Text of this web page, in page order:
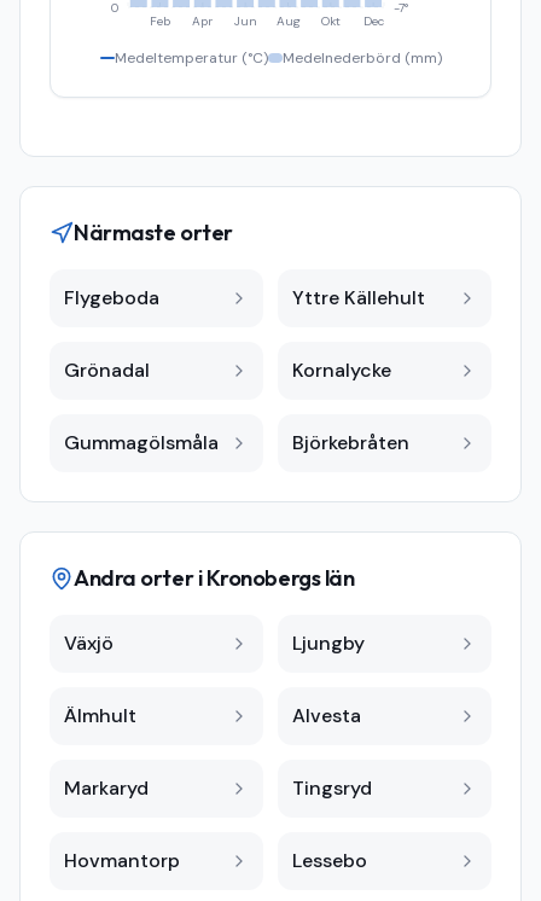
Feb Apr Jun Aug Okt Dec
0 -7°
Medeltemperatur (°C) Medelnederbörd (mm)
Närmaste orter
Flygeboda Yttre Källehult
Grönadal Kornalycke
Gummagölsmåla Björkebråten
Andra orter iKronobergs län
Växjö Ljungby
Älmhult Alvesta
Markaryd Tingsryd
Hovmantorp Lessebo